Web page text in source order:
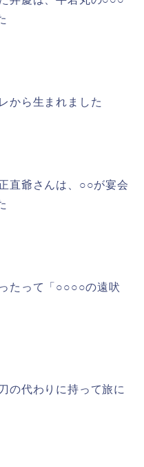
から生まれました
直爺さんは、○○が宴会
たって「○○○○の遠吠
の代わりに持って旅に